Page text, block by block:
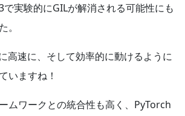
実験的にGILが解消される可能性にも
。
高速に、そして効率的に動けるように
いますね！
ムワークとの統合性も高く、PyTorch